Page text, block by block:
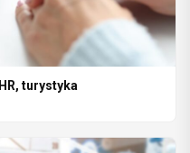
turystyka